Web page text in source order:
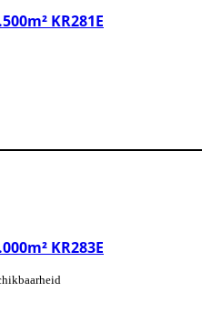
KR281E
KR283E